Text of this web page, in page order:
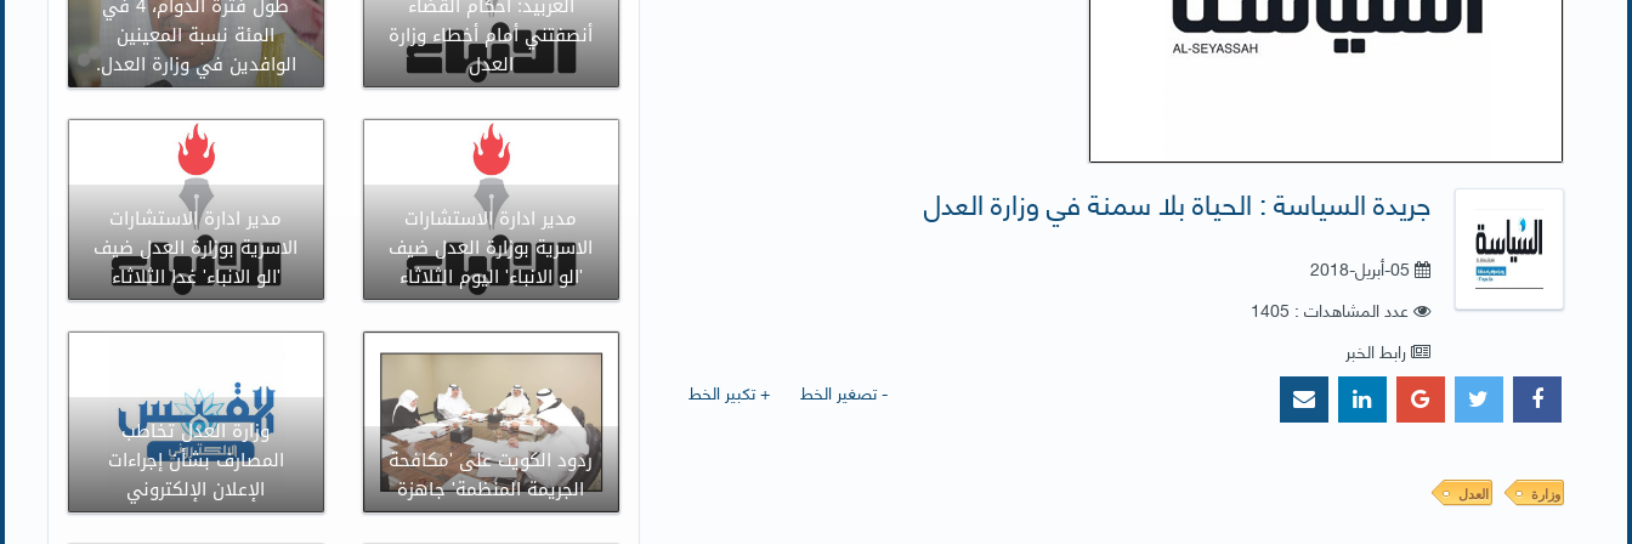
جريدة السياسة : الحياة بلا سمنة في وزارة العدل
05-أبريل-2018
عدد المشاهدات : 1405
رابط الخبر
+ تكبير الخط
- تصغير الخط
وزارة العدل
المئة نسبة المعينين
الوافدين في وزارة العدل.
أنصفتني أمام أخطاء وزارة
العدل
مدير ادارة الاستشارات
الاسرية بوزارة العدل ضيف
'الو الانباء' غدا الثلاثاء
مدير ادارة الاستشارات
الاسرية بوزارة العدل ضيف
'الو الانباء' اليوم الثلاثاء
وزارة العدل تخاطب
المصارف بشأن إجراءات
الإعلان الإلكتروني
ردود الكويت على 'مكافحة
الجريمة المنظمة' جاهزة